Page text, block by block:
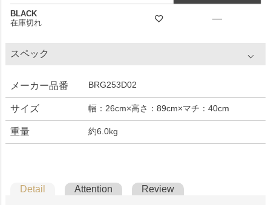
BLACK
在庫切れ
—
スペック
メーカー品番 BRG253D02
サイズ 幅：26cm×高さ：89cm×マチ：40cm
重量 約6.0kg
Detail Attention Review